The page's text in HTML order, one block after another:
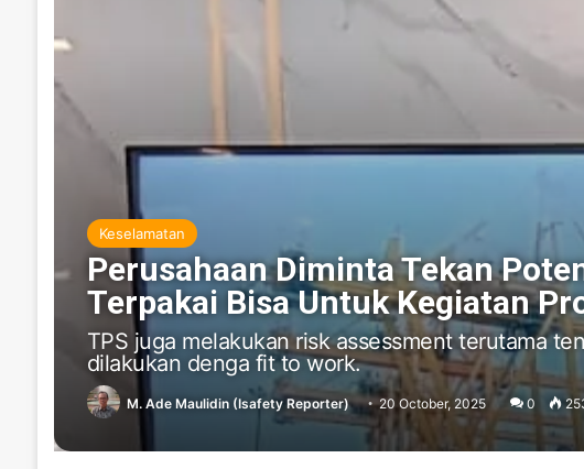
Keselamatan
Perusahaan Diminta Tekan
Terpakai Bisa Untuk Kegiatan
TPS juga melakukan risk assessment terutama
dilakukan denga fit to work.
M. Ade Maulidin (Isafety Reporter) 20 October, 2025 0